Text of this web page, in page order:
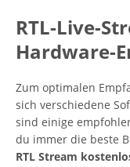
RTL-Live-
Hardware-
Zum optimalen
sich verschiedene
sind einige
du immer die beste
RTL Stream